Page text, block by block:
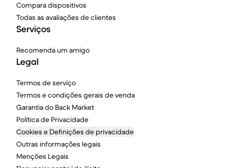
Compara dispositivos
Todas as avaliações de clientes
Serviços
Recomenda um amigo
Legal
Termos de serviço
Termos e condições gerais de venda
Garantia do Back Market
Política de Privacidade
Cookies e Definições de privacidade
Outras informações legais
Menções Legais